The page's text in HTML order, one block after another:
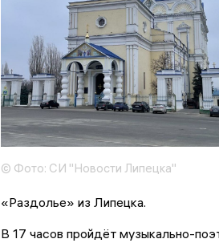
© Фото: СИ "Новости Липецка"
«Раздолье» из Липецка.
В 17 часов пройдёт музыкально-